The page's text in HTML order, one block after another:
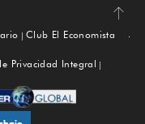
Subir
Club El Economista
Privacidad Integral